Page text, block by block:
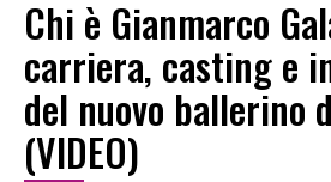
Chi è Gianmarco
carriera, casting e
del nuovo ballerino
(VIDEO)